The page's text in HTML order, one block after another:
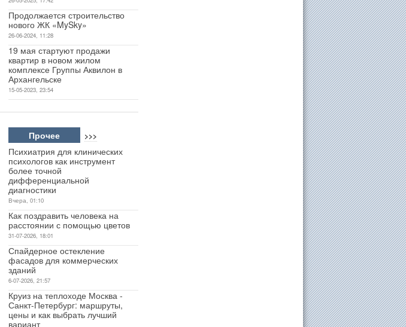
Продолжается строительство
нового ЖК «MySky»
26-06-2024, 11:28
19 мая стартуют продажи
квартир в новом жилом
комплексе Группы Аквилон в
Архангельске
15-05-2023, 23:54
Прочее >>>
Психиатрия для клинических
психологов как инструмент
более точной
дифференциальной
диагностики
Вчера, 01:10
Как поздравить человека на
расстоянии с помощью цветов
31-07-2026, 18:01
Спайдерное остекление
фасадов для коммерческих
зданий
6-07-2026, 21:57
Круиз на теплоходе Москва -
Санкт-Петербург: маршруты,
цены и как выбрать лучший
вариант